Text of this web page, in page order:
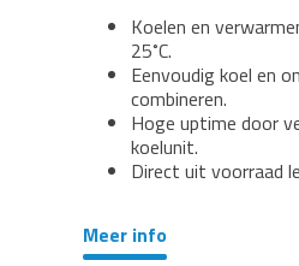
Koelen en
25˚C.
Eenvoudig koel en
combineren.
Hoge uptime door
koelunit.
Direct uit voorraad
Meer info